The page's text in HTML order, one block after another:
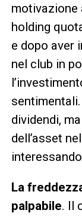
motivazione
holding
e dopo aver
nel club in
dividendi,
dell’asset
La
palpabile. Il